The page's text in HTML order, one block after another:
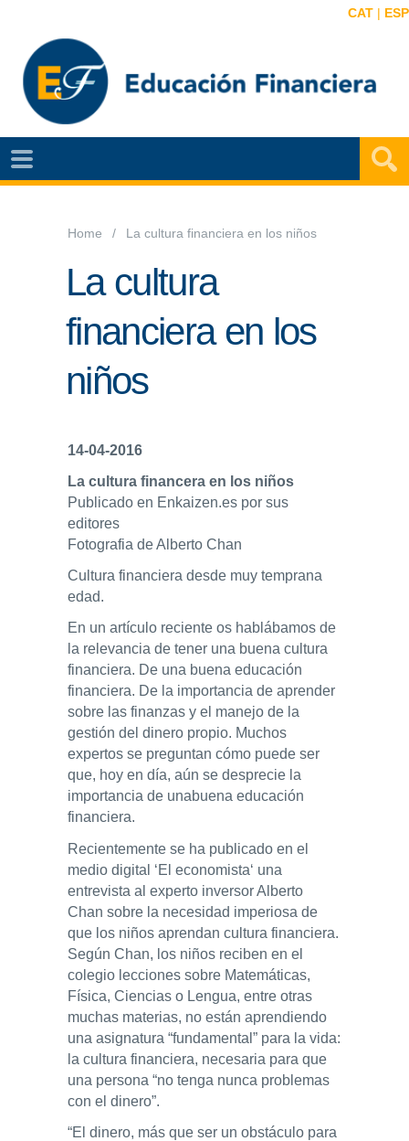
CAT | ESP
NOTÍCIAS
AGENDA
IEF
Home La cultura financiera en los niños
La cultura
financiera en los
niños
14-04-2016
La cultura financera en los niños
Publicado en Enkaizen.es por sus
editores
Fotografia de Alberto Chan
Cultura financiera desde muy temprana
edad.
En un artículo reciente os hablábamos de
la relevancia de tener una buena cultura
financiera. De una buena educación
financiera. De la importancia de aprender
sobre las finanzas y el manejo de la
gestión del dinero propio. Muchos
expertos se preguntan cómo puede ser
que, hoy en día, aún se desprecie la
importancia de unabuena educación
financiera.
Recientemente se ha publicado en el
medio digital ‘El economista‘ una
entrevista al experto inversor Alberto
Chan sobre la necesidad imperiosa de
que los niños aprendan cultura financiera.
Según Chan, los niños reciben en el
colegio lecciones sobre Matemáticas,
Física, Ciencias o Lengua, entre otras
muchas materias, no están aprendiendo
una asignatura “fundamental” para la vida:
la cultura financiera, necesaria para que
una persona “no tenga nunca problemas
con el dinero”.
“El dinero, más que ser un obstáculo para